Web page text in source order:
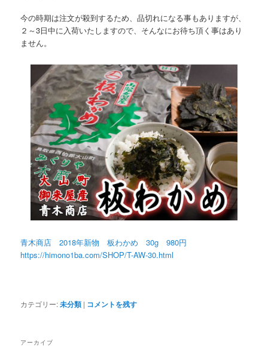
今の時期は注文が殺到するため、品切れになる事もありますが、
２～3日中に入荷いたしますので、そんなにお待ち頂く事はあり
ません。
青木商店 2018年新物 板わかめ 30g 980円
https://himono1ba.com/SHOP/T-AW-30.html
カテゴリー:未分類 | コメントを残す
アーカイブ